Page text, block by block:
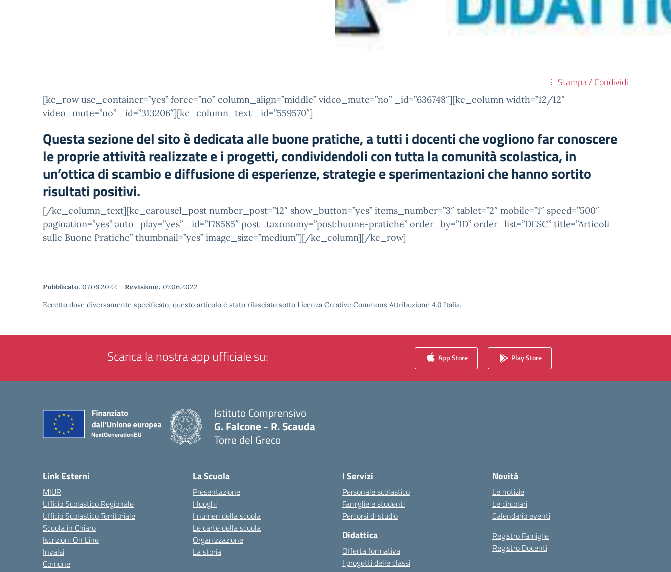
Stampa / Condividi
[kc_row use_container=”yes” force=”no” column_align=”middle” video_mute=”no” _id=”636748″][kc_column width=”12/12″
video_mute=”no” _id=”313206″][kc_column_text _id=”559570″]
Questa sezione del sito è dedicata alle buone pratiche, a tutti i docenti che vogliono far conoscere
le proprie attività realizzate e i progetti, condividendoli con tutta la comunità scolastica, in
un’ottica di scambio e diffusione di esperienze, strategie e sperimentazioni che hanno sortito
risultati positivi.
[/kc_column_text][kc_carousel_post number_post=”12″ show_button=”yes” items_number=”3″ tablet=”2″ mobile=”1″ speed=”500″
pagination=”yes” auto_play=”yes” _id=”178585″ post_taxonomy=”post:buone-pratiche” order_by=”ID” order_list=”DESC” title=”Articoli
sulle Buone Pratiche” thumbnail=”yes” image_size=”medium”][/kc_column][/kc_row]
Pubblicato: 07.06.2022 - Revisione: 07.06.2022
Eccetto dove diversamente specificato, questo articolo è stato rilasciato sotto Licenza Creative Commons Attribuzione 4.0 Italia.
Scarica la nostra app ufficiale su: App Store Play Store
Istituto Comprensivo
G. Falcone - R. Scauda
Torre del Greco
Link Esterni
MIUR
Ufficio Scolastico Regionale
Ufficio Scolastico Territoriale
Scuola in Chiaro
Iscrizioni On Line
Invalsi
Comune
La Scuola
Presentazione
I luoghi
I numeri della scuola
Le carte della scuola
Organizzazione
La storia
I Servizi
Personale scolastico
Famiglie e studenti
Percorsi di studio
Didattica
Offerta formativa
I progetti delle classi
Novità
Le notizie
Le circolari
Calendario eventi
Registro Famiglie
Registro Docenti